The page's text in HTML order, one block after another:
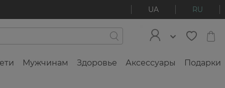
UA RU
Мужчинам Здоровье Аксессуары Подарки